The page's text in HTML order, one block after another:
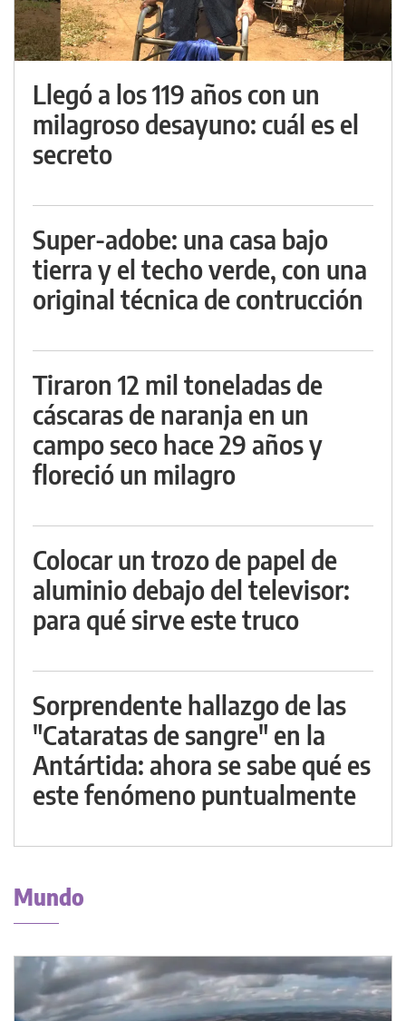
Llegó a los 119 años con un
milagroso desayuno: cuál es el
secreto
Super-adobe: una casa bajo
tierra y el techo verde, con una
original técnica de contrucción
Tiraron 12 mil toneladas de
cáscaras de naranja en un
campo seco hace 29 años y
floreció un milagro
Colocar un trozo de papel de
aluminio debajo del televisor:
para qué sirve este truco
Sorprendente hallazgo de las
"Cataratas de sangre" en la
Antártida: ahora se sabe qué es
este fenómeno puntualmente
Mundo